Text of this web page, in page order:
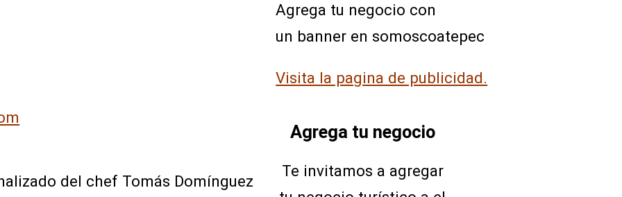
del chef Tomás Domínguez
Agrega tu negocio con
un banner en somoscoatepec
Visita la pagina de publicidad.
Agrega tu negocio
Te invitamos a agregar